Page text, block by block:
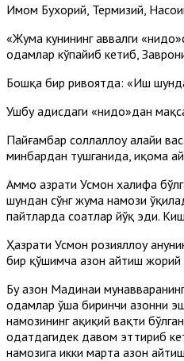
Имом Бухорий, Термизий,
«Жума кунининг аввалги
одамлар кўпайиб кетиб,
Бошқа бир ривоятда: «Иш
Ушбу ҳадисдаги «нидо»дан
Пайғамбар соллаллоҳу алайҳи
минбардан тушганида, иқома
Аммо ҳазрати Усмон халифа
шундан сўнг жума намози
пайтларда соатлар йўқ эди.
Ҳазрати Усмон розияллоҳу
бир қўшимча азон айтиш жорий
Бу азон Мадинаи
одамлар ўша биринчи азонни
намозининг ҳақиқий вақти
одатдагидек давом эттириб
намозига икки марта азон